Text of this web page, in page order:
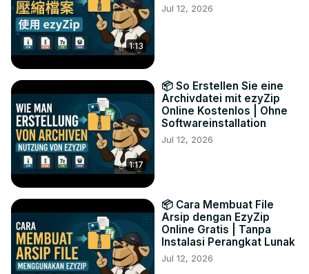
1:13
Jul 12, 2026
1:17
📦 So Erstellen Sie eine
Archivdatei mit ezyZip
Online Kostenlos | Ohne
Softwareinstallation
Jul 12, 2026
📦 Cara Membuat File
Arsip dengan EzyZip
Online Gratis | Tanpa
Instalasi Perangkat Lunak
Jul 12, 2026